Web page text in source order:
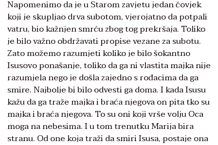
Napomenimo da je u Starom zavjetu jedan čovjek
koji je skupljao drva subotom, vjerojatno da potpali
vatru, bio kažnjen smrću zbog tog prekršaja. Toliko
je bilo važno obdržavati propise vezane za subotu.
Zato možemo razumjeti koliko je bilo šokantno
Isusovo ponašanje, toliko da ga ni vlastita majka nije
razumjela nego je došla zajedno s rođacima da ga
smire. Najbolje bi bilo odvesti ga doma. I kada Isusu
kažu da ga traže majka i braća njegova on pita tko su
majka i braća njegova. To su oni koji vrše volju Oca
moga na nebesima. I u tom trenutku Marija bira
stranu. Od one koja traži da smiri Isusa, postaje ona